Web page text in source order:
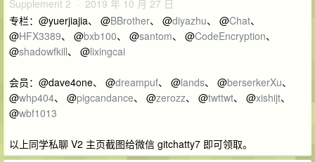
Supplement 2 · 2019 年 10 月 27 日
专栏：@yuerjiajia、 @BBrother、 @diyazhu、 @Chat、
@HFX3389、 @bxb100、 @santom、 @CodeEncryption、
@shadowfkill、 @lixingcai
会员：@dave4one、 @dreampuf、 @lands、 @berserkerXu、
@whp404、 @pigcandance、 @zerozz、 @twttwt、 @xishijt、
@wbf1013
以上同学私聊 V2 主页截图给微信 gitchatty7 即可领取。